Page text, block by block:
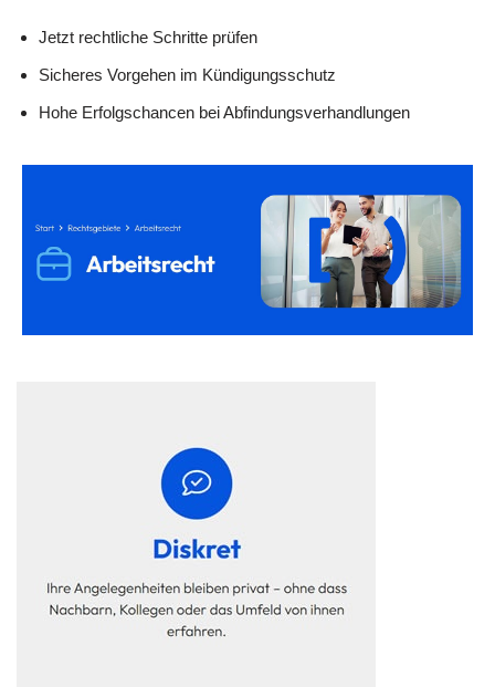
Jetzt rechtliche Schritte prüfen
Sicheres Vorgehen im Kündigungsschutz
Hohe Erfolgschancen bei Abfindungsverhandlungen